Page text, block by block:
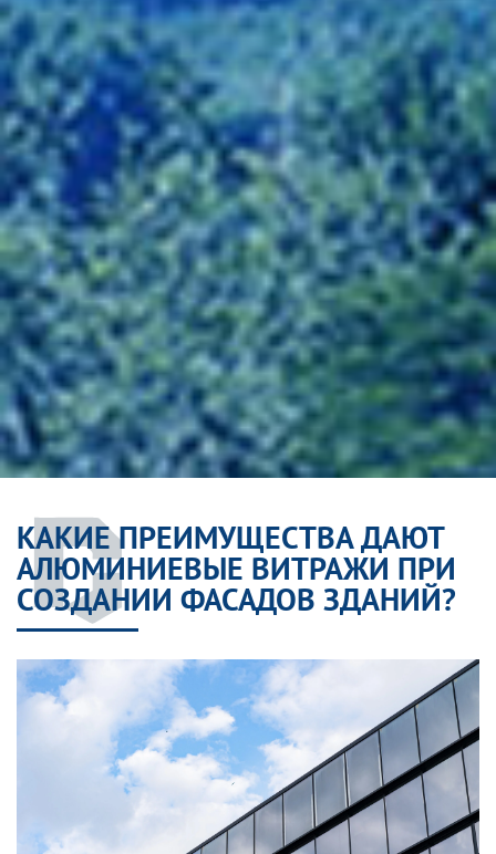
КАКИЕ ПРЕИМУЩЕСТВА ДАЮТ
АЛЮМИНИЕВЫЕ ВИТРАЖИ ПРИ
СОЗДАНИИ ФАСАДОВ ЗДАНИЙ?